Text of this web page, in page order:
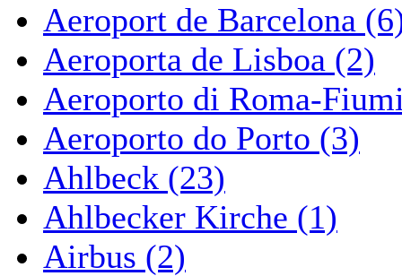
Aeroport de Barcelona
Aeroporta de Lisboa (2)
Aeroporto di Roma-
Aeroporto do Porto (3)
Ahlbeck (23)
Ahlbecker Kirche (1)
Airbus (2)